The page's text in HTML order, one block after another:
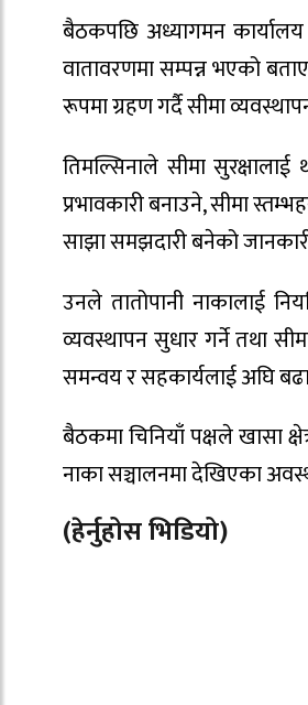
बैठकपछि अध्यागमन कार्यालय
वातावरणमा सम्पन्न भएको
रूपमा ग्रहण गर्दै सीमा
तिमल्सिनाले सीमा
प्रभावकारी बनाउने, सीमा
साझा समझदारी बनेको
उनले तातोपानी नाकालाई
व्यवस्थापन सुधार गर्ने तथा
समन्वय र सहकार्यलाई अघि
बैठकमा चिनियाँ पक्षले खासा
नाका सञ्चालनमा देखिएका
(हेर्नुहोस भिडियो)